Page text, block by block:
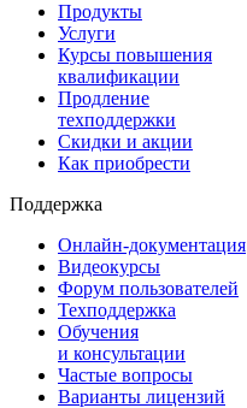
Продукты
Услуги
Курсы повышения
квалификации
Продление
техподдержки
Скидки и акции
Как приобрести
Поддержка
Онлайн-документация
Видеокурсы
Форум пользователей
Техподдержка
Обучения
и консультации
Частые вопросы
Варианты лицензий